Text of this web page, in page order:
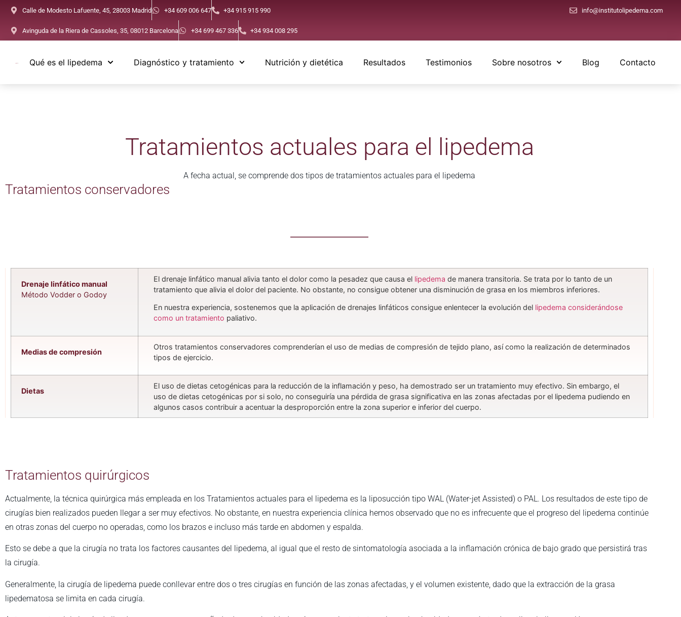
Calle de Modesto Lafuente, 45, 28003 Madrid +34 609 006 647 +34 915 915 990 info@institutolipedema.com
Avinguda de la Riera de Cassoles, 35, 08012 Barcelona +34 699 467 336 +34 934 008 295
Qué es el lipedema Diagnóstico y tratamiento Nutrición y dietética Resultados Testimonios Sobre nosotros Blog Contacto
Tratamientos actuales para el lipedema
A fecha actual, se comprende dos tipos de tratamientos actuales para el lipedema
Tratamientos conservadores
Drenaje linfático manual
Método Vodder o Godoy
El drenaje linfático manual alivia tanto el dolor como la pesadez que causa el lipedema de manera transitoria. Se trata por lo tanto de un
tratamiento que alivia el dolor del paciente. No obstante, no consigue obtener una disminución de grasa en los miembros inferiores.
En nuestra experiencia, sostenemos que la aplicación de drenajes linfáticos consigue enlentecer la evolución del lipedema considerándose
como un tratamiento paliativo.
Medias de compresión
Otros tratamientos conservadores comprenderían el uso de medias de compresión de tejido plano, así como la realización de determinados
tipos de ejercicio.
Dietas
El uso de dietas cetogénicas para la reducción de la inflamación y peso, ha demostrado ser un tratamiento muy efectivo. Sin embargo, el
uso de dietas cetogénicas por si solo, no conseguiría una pérdida de grasa significativa en las zonas afectadas por el lipedema pudiendo en
algunos casos contribuir a acentuar la desproporción entre la zona superior e inferior del cuerpo.
Tratamientos quirúrgicos
Actualmente, la técnica quirúrgica más empleada en los Tratamientos actuales para el lipedema es la liposucción tipo WAL (Water-jet Assisted) o PAL. Los resultados de este tipo de
cirugías bien realizados pueden llegar a ser muy efectivos. No obstante, en nuestra experiencia clínica hemos observado que no es infrecuente que el progreso del lipedema continúe
en otras zonas del cuerpo no operadas, como los brazos e incluso más tarde en abdomen y espalda.
Esto se debe a que la cirugía no trata los factores causantes del lipedema, al igual que el resto de sintomatología asociada a la inflamación crónica de bajo grado que persistirá tras
la cirugía.
Generalmente, la cirugía de lipedema puede conllevar entre dos o tres cirugías en función de las zonas afectadas, y el volumen existente, dado que la extracción de la grasa
lipedematosa se limita en cada cirugía.